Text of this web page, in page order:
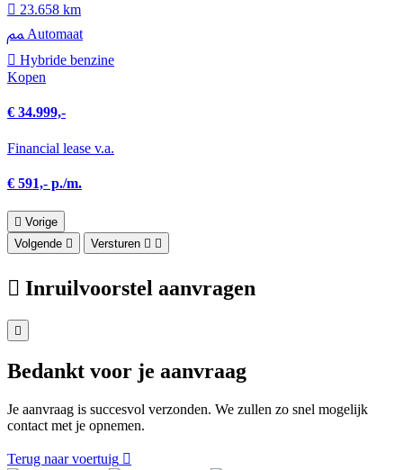
23.658 km
Automaat
Hybride benzine
Kopen
€ 34.999,-
Financial lease v.a.
€ 591,- p./m.
Vorige
Volgende
Versturen
Inruilvoorstel aanvragen
Bedankt voor je aanvraag
Je aanvraag is succesvol verzonden. We zullen zo snel mogelijk
contact met je opnemen.
Terug naar voertuig